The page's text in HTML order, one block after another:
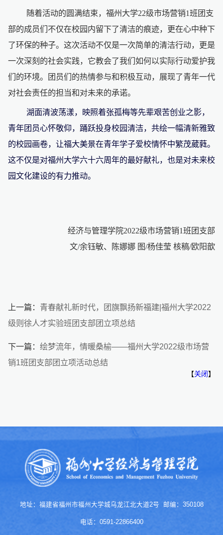
随着活动的圆满结束，福州大学22级市场营销1班团支
部的成员们不仅在校园内留下了清洁的痕迹，更在心中种下
了环保的种子。这次活动不仅是一次简单的清洁行动，更是
一次深刻的社会实践，它教会了我们如何以实际行动爱护我
们的环境。团员们的热情参与和积极互动，展现了青年一代
对社会责任的担当和对未来的承诺。
湖面清波荡漾，映照着张孤梅等先辈艰苦创业之影，
青年团员心怀敬仰，踊跃投身校园清洁，共绘一幅清新雅致
的校园画卷，让福大美景在青年学子爱校情怀中繁茂葳蕤。
这不仅是对福州大学六十六周年的最好献礼，也是对未来校
园文化建设的有力推动。
经济与管理学院2022级市场营销1班团支部
文/余钰敏、陈娜娜 图/杨佳莹 核稿/欧阳歆
上一篇： 青春献礼新时代，团旗飘扬新福建|福州大学2022
级则徐人才实验班团支部团立项总结
下一篇： 绘梦流年，情暖桑榆——福州大学2022级市场营
销1班团支部团立项活动总结
【关闭】
地址：福建省福州市福州大学城乌龙江北大道2号 邮编：350108
电话：0591-22866400